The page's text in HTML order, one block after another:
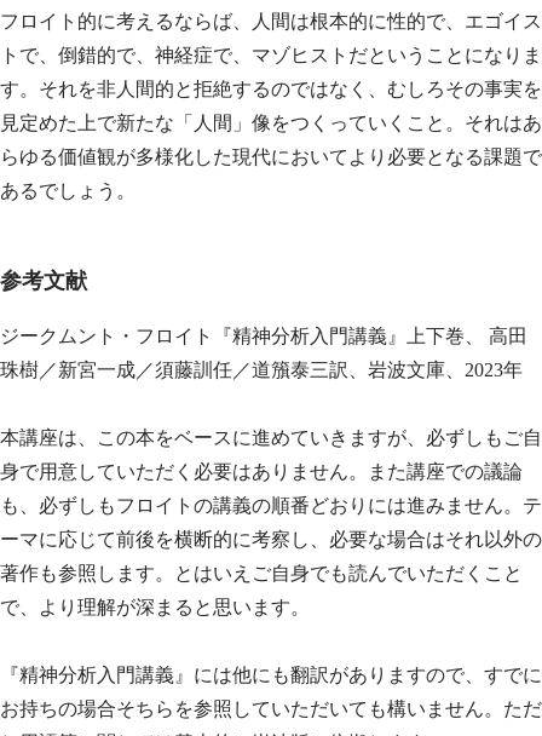
フロイト的に考えるならば、人間は根本的に性的で、エゴイス
トで、倒錯的で、神経症で、マゾヒストだということになりま
す。それを非人間的と拒絶するのではなく、むしろその事実を
見定めた上で新たな「人間」像をつくっていくこと。それはあ
らゆる価値観が多様化した現代においてより必要となる課題で
あるでしょう。
参考文献
ジークムント・フロイト『精神分析入門講義』上下巻、 高田
珠樹／新宮一成／須藤訓任／道籏泰三訳、岩波文庫、2023年
本講座は、この本をベースに進めていきますが、必ずしもご自
身で用意していただく必要はありません。また講座での議論
も、必ずしもフロイトの講義の順番どおりには進みません。テ
ーマに応じて前後を横断的に考察し、必要な場合はそれ以外の
著作も参照します。とはいえご自身でも読んでいただくこと
で、より理解が深まると思います。
『精神分析入門講義』には他にも翻訳がありますので、すでに
お持ちの場合そちらを参照していただいても構いません。ただ